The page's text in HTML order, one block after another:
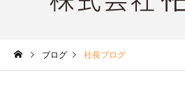
ブログ 社長ブログ